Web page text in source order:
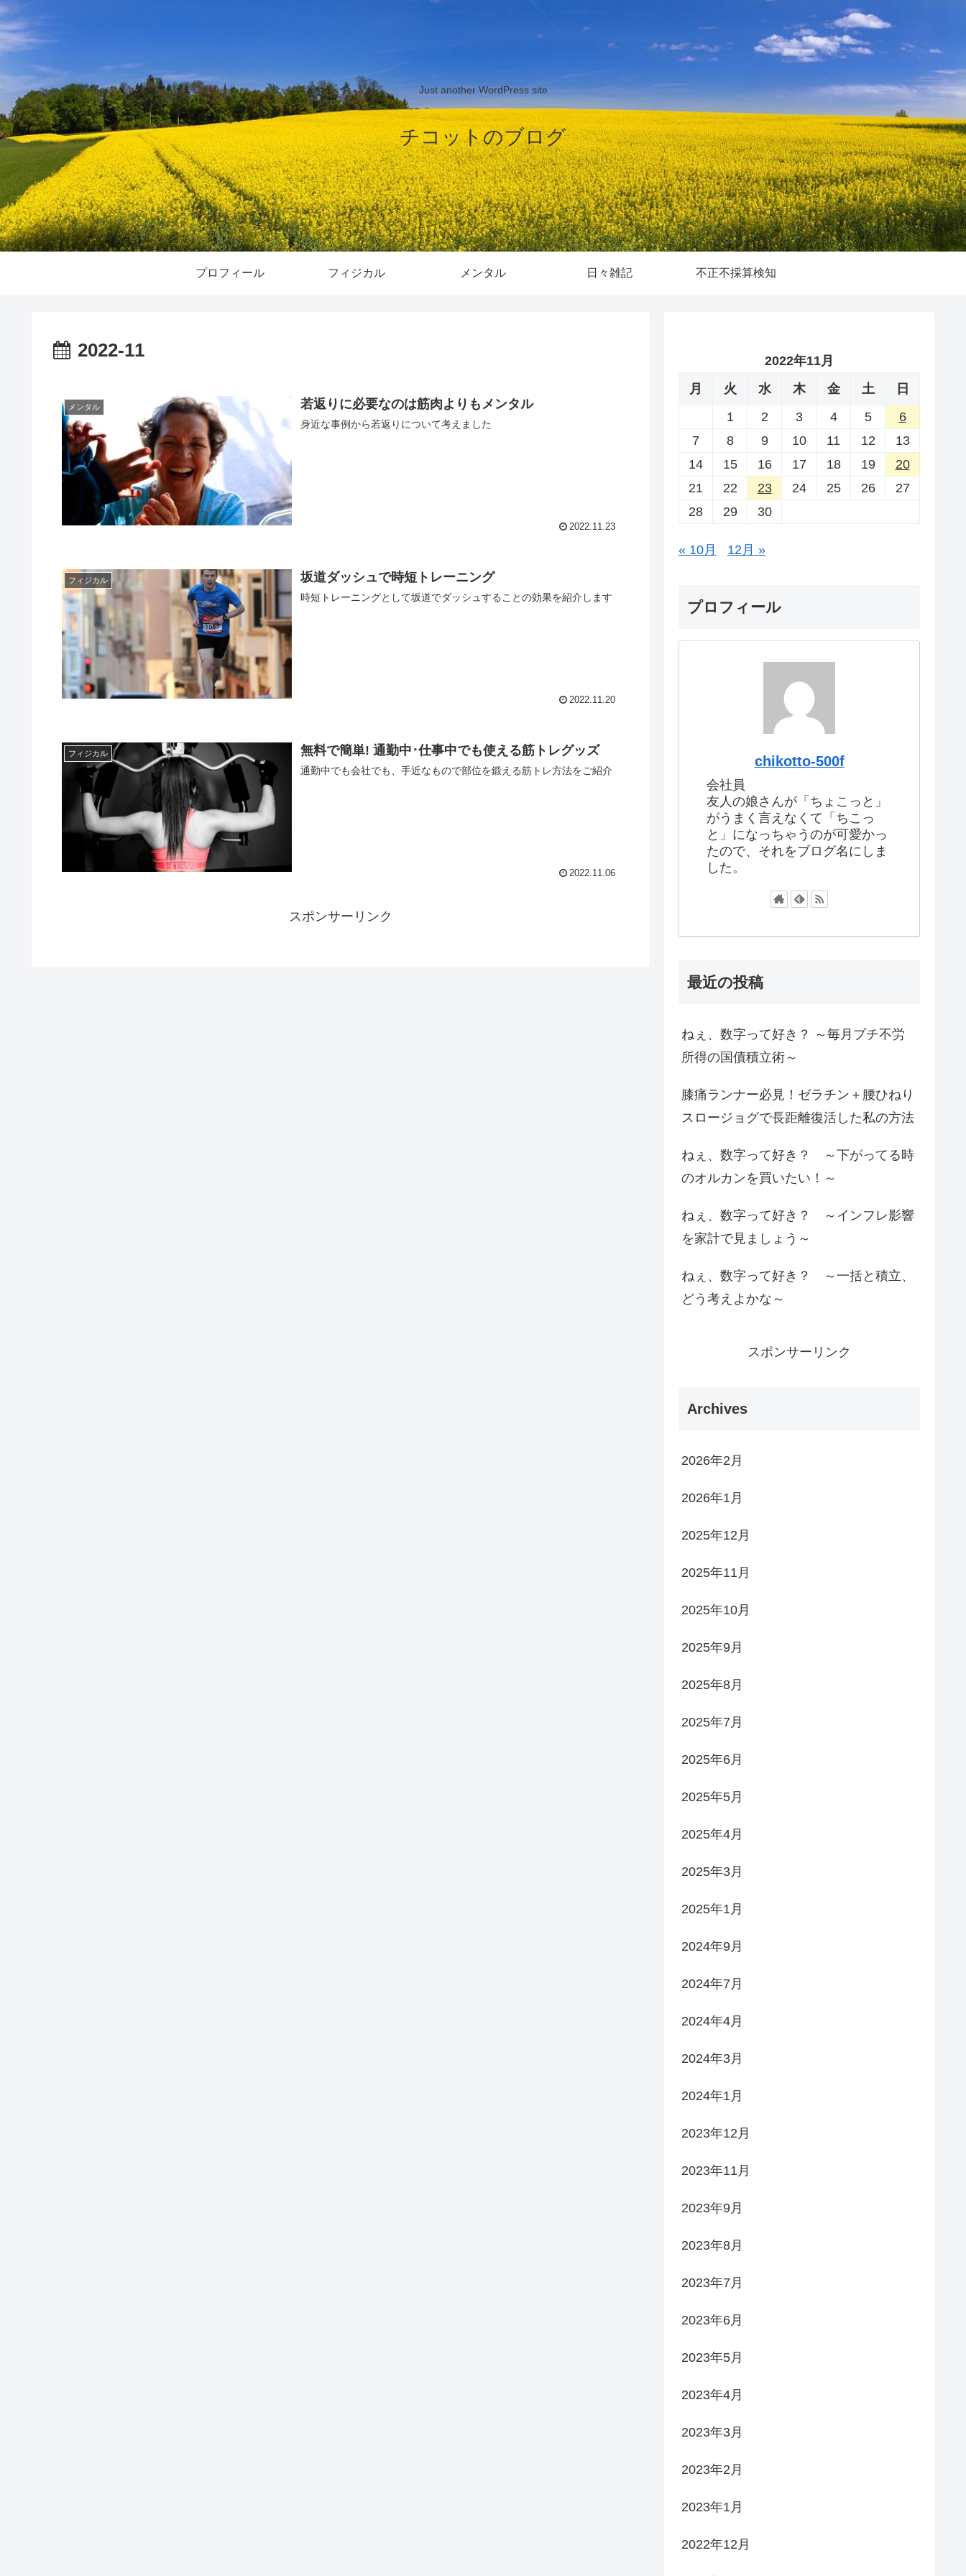
Just another WordPress site
チコットのブログ
プロフィール フィジカル メンタル 日々雑記 不正不採算検知
2022-11
メンタル 若返りに必要なのは筋肉よりもメンタル
身近な事例から若返りについて考えました
2022.11.23
フィジカル 坂道ダッシュで時短トレーニング
時短トレーニングとして坂道でダッシュすることの効果を紹介します
2022.11.20
フィジカル 無料で簡単! 通勤中･仕事中でも使える筋トレグッズ
通勤中でも会社でも、手近なもので部位を鍛える筋トレ方法をご紹介
2022.11.06
スポンサーリンク
2022年11月
月
火 水 木 金 土
日
1
2 3 4 5
6
7
8 9 10 11 12
13
14
15 16 17 18 19
20
21
22 23 24 25 26
27
28
29 30
« 10月 12月 »
プロフィール
chikotto-500f
会社員
友人の娘さんが「ちょこっと」
がうまく言えなくて「ちこっ
と」になっちゃうのが可愛かっ
たので、それをブログ名にしま
した。
最近の投稿
ねぇ、数字って好き？ ～毎月プチ不労
所得の国債積立術～
膝痛ランナー必見！ゼラチン＋腰ひねり
スロージョグで長距離復活した私の方法
ねぇ、数字って好き？ ～下がってる時
のオルカンを買いたい！～
ねぇ、数字って好き？ ～インフレ影響
を家計で見ましょう～
ねぇ、数字って好き？ ～一括と積立、
どう考えよかな～
スポンサーリンク
Archives
2026年2月
2026年1月
2025年12月
2025年11月
2025年10月
2025年9月
2025年8月
2025年7月
2025年6月
2025年5月
2025年4月
2025年3月
2025年1月
2024年9月
2024年7月
2024年4月
2024年3月
2024年1月
2023年12月
2023年11月
2023年9月
2023年8月
2023年7月
2023年6月
2023年5月
2023年4月
2023年3月
2023年2月
2023年1月
2022年12月